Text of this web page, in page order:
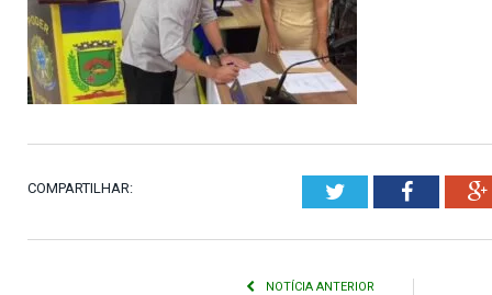
COMPARTILHAR: Twitter
NOTÍCIA ANTERIOR